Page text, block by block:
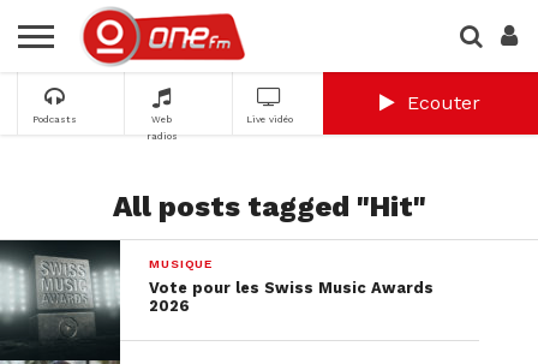
Podcasts
Web
radios
Live vidéo
Ecouter
All posts tagged "Hit"
MUSIQUE
Vote pour les Swiss Music Awards
2026